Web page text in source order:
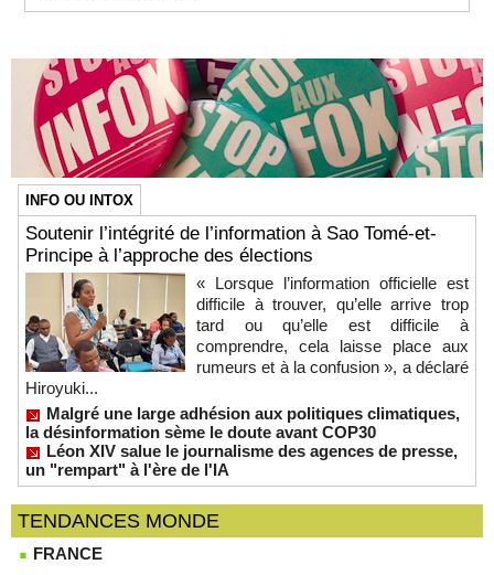
INFO OU INTOX
Soutenir l’intégrité de l’information à Sao Tomé-et-
Principe à l’approche des élections
« Lorsque l’information officielle est
difficile à trouver, qu’elle arrive trop
tard ou qu’elle est difficile à
comprendre, cela laisse place aux
rumeurs et à la confusion », a déclaré
Hiroyuki...
Malgré une large adhésion aux politiques climatiques,
la désinformation sème le doute avant COP30
Léon XIV salue le journalisme des agences de presse,
un "rempart" à l'ère de l'IA
TENDANCES MONDE
FRANCE